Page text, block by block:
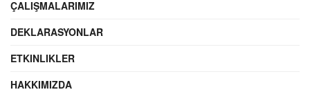
ÇALIŞMALARIMIZ
DEKLARASYONLAR
ETKINLIKLER
HAKKIMIZDA